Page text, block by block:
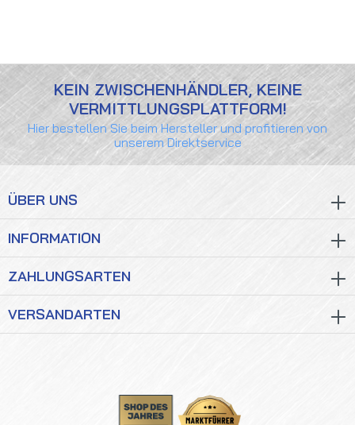
KEIN ZWISCHENHÄNDLER, KEINE
VERMITTLUNGSPLATTFORM!
Hier bestellen Sie beim Hersteller und profitieren von
unserem Direktservice
ÜBER UNS
INFORMATION
ZAHLUNGSARTEN
VERSANDARTEN